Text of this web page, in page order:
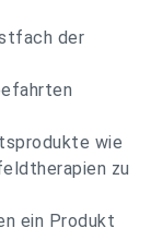
der
wie
zu
ein Produkt